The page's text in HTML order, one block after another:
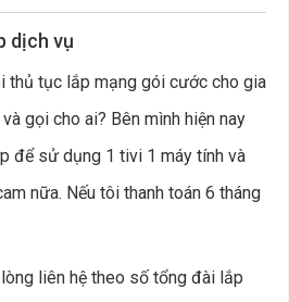
dịch vụ
thủ tục lắp mạng gói cước cho gia
gọi cho ai? Bên mình hiện nay
để sử dụng 1 tivi 1 máy tính và
nữa. Nếu tôi thanh toán 6 tháng
liên hệ theo số tổng đài lắp